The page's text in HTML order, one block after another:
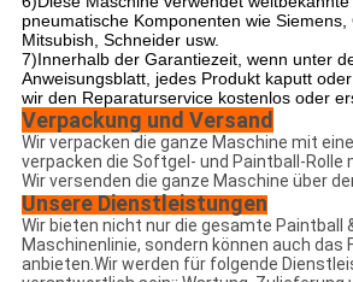
pneumatische Komponenten wie Siemens,
Mitsubish, Schneider usw.
7)Innerhalb der Garantiezeit, wenn unter
Anweisungsblatt, jedes Produkt kaputt
wir den Reparaturservice kostenlos oder
Verpackung und Versand
Wir verpacken die ganze Maschine mit
verpacken die Softgel- und Paintball-
Wir versenden die ganze Maschine über
Unsere Dienstleistungen
Wir bieten nicht nur die gesamte Paintball
Maschinenlinie, sondern können auch das
anbieten.Wir werden für folgende